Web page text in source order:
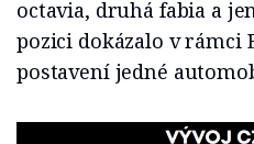
octavia, druhá fabia a
pozici dokázalo v rámci
postavení jedné